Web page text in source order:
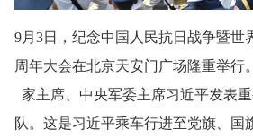
9月3日，纪念中国人民抗日战争暨世
周年大会在北京天安门广场隆重举行
家主席、中央军委主席习近平发表
队。这是习近平乘车行进至党旗、国